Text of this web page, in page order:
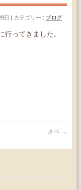
日 カテゴリー : ブログ
ってきました。
オペ →